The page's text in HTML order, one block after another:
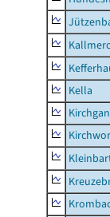
Kella